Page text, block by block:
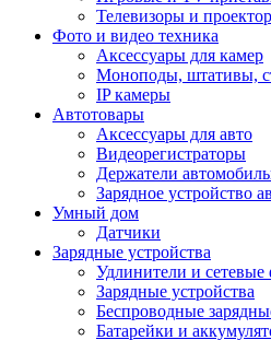
Телевизоры и
Фото и видео техника
Аксессуары для камер
Моноподы, штативы,
IP камеры
Автотовары
Аксессуары для авто
Видеорегистраторы
Держатели
Зарядное устройство
Умный дом
Датчики
Зарядные устройства
Удлинители и сетевые
Зарядные устройства
Беспроводные
Батарейки и